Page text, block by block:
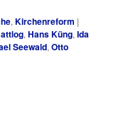
,Kirchenreform |
,Hans Küng,Ida
Seewald,Otto